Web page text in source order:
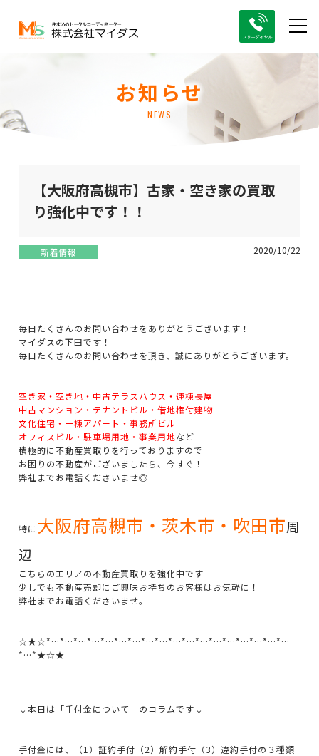
お知らせ
NEWS
【大阪府高槻市】古家・空き家の買取
り強化中です！！
新着情報 2020/10/22
毎日たくさんのお問い合わせをありがとうございます！
マイダスの下田です！
毎日たくさんのお問い合わせを頂き、誠にありがとうございます。
空き家・空き地・中古テラスハウス・連棟長屋
中古マンション・テナントビル・借地権付建物
文化住宅・一棟アパート・事務所ビル
オフィスビル・駐車場用地・事業用地など
積極的に不動産買取りを行っておりますので
お困りの不動産がございましたら、今すぐ！
弊社までお電話くださいませ◎
特に 大阪府高槻市・茨木市・吹田市周
辺
こちらのエリアの不動産買取りを強化中です
少しでも不動産売却にご興味お持ちのお客様はお気軽に！
弊社までお電話くださいませ。
☆★☆*…*…*…*…*…*…*…*…*…*…*…*…*…*…*…*…*…*…
*…*★☆★
↓本日は「手付金について」のコラムです↓
手付金には、（1）証約手付（2）解約手付（3）違約手付の３種類